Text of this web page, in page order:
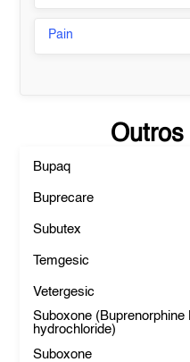
Pain
Outros
Bupaq
Buprecare
Subutex
Temgesic
Vetergesic
Suboxone (Buprenorphine
hydrochloride)
Suboxone